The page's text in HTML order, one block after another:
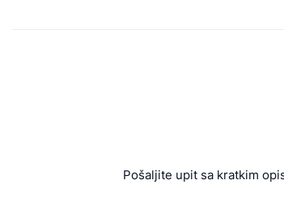
Pošaljite upit sa kratkim